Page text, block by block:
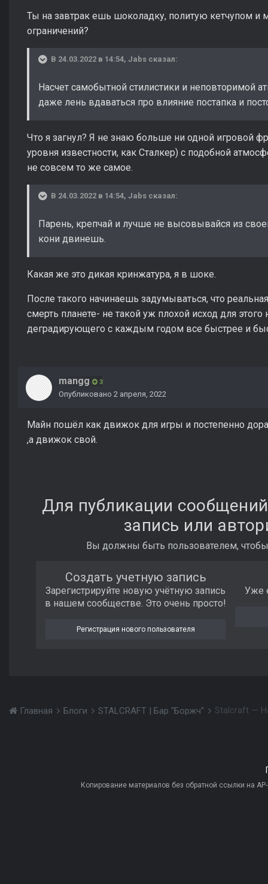
Ты на завтрак ешь шоколадку, политую кетчупом и
ограничений?
В 24.03.2022 в 14:54, Jabs сказал:
Насчет самобытной стилистики и неповторимой
даже лень вдаваться про влияние постапка и
Что я загнул? Я не знаю больше ни одной игровой
уровня известности, как Сталкер) с подобной
не совсем то же самое.
В 24.03.2022 в 14:54, Jabs сказал:
Парень, крепчай и лучше не высовывайся из
кони двинешь.
Какая же это дикая кринжатура, я в шоке.
После такого начинаешь задумываться, что
смерть планете- не такой уж плохой исход для этого
деградирующего с каждым годом все быстрее и
mangg 3
Опубликовано 2 апреля, 2022
Майн пошёл как движок для игры и постепенно
,а движок свой.
Для публикации
запись или
Вы должны быть пользователем,
Создать учетную запись
Зарегистрируйте новую учётную запись
в нашем сообществе. Это очень просто!
Регистрация нового пользователя
Уже
Главная Блоги STALCRAFT | Бар "Боржч" Stalcraft —
Копирование материалов без обратной ссылки на